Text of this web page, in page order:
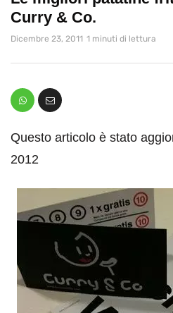
Curry & Co.
Dicembre 23, 2011 1 minuti di lettura
Questo articolo è stato
2012